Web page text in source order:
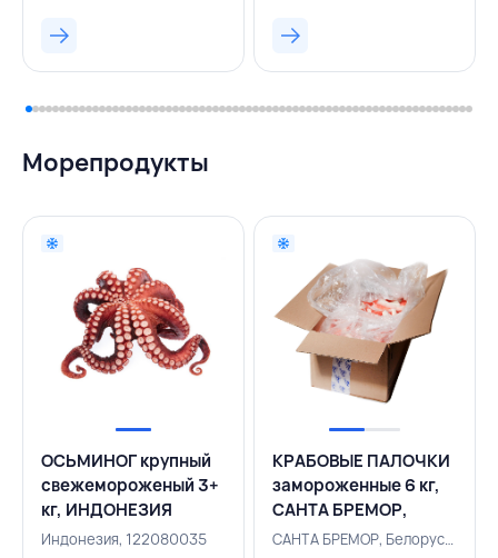
Морепродукты
ОСЬМИНОГ крупный
свежемороженый 3+
кг, ИНДОНЕЗИЯ
Индонезия, 122080035
КРАБОВЫЕ ПАЛОЧКИ
замороженные 6 кг,
САНТА БРЕМОР,
БЕЛАРУСЬ
САНТА БРЕМОР, Белоруссия, 124001814